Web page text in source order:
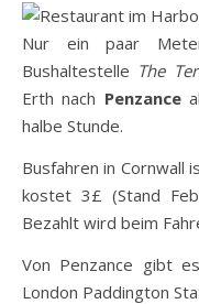
Nur ein paar
Bushaltestelle The
Erth nach Penzance
halbe Stunde.
Busfahren in Cornwall
kostet 3£ (Stand
Bezahlt wird beim
Von Penzance gibt
London Paddington